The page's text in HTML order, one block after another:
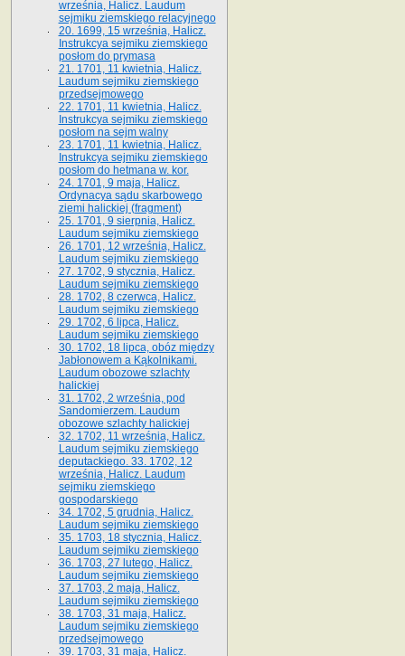
września, Halicz. Laudum
sejmiku ziemskiego relacyjnego
20. 1699, 15 września, Halicz.
Instrukcya sejmiku ziemskiego
posłom do prymasa
21. 1701, 11 kwietnia, Halicz.
Laudum sejmiku ziemskiego
przedsejmowego
22. 1701, 11 kwietnia, Halicz.
Instrukcya sejmiku ziemskiego
posłom na sejm walny
23. 1701, 11 kwietnia, Halicz.
Instrukcya sejmiku ziemskiego
posłom do hetmana w. kor.
24. 1701, 9 maja, Halicz.
Ordynacya sądu skarbowego
ziemi halickiej (fragment)
25. 1701, 9 sierpnia, Halicz.
Laudum sejmiku ziemskiego
26. 1701, 12 września, Halicz.
Laudum sejmiku ziemskiego
27. 1702, 9 stycznia, Halicz.
Laudum sejmiku ziemskiego
28. 1702, 8 czerwca, Halicz.
Laudum sejmiku ziemskiego
29. 1702, 6 lipca, Halicz.
Laudum sejmiku ziemskiego
30. 1702, 18 lipca, obóz między
Jabłonowem a Kąkolnikami.
Laudum obozowe szlachty
halickiej
31. 1702, 2 września, pod
Sandomierzem. Laudum
obozowe szlachty halickiej
32. 1702, 11 września, Halicz.
Laudum sejmiku ziemskiego
deputackiego. 33. 1702, 12
września, Halicz. Laudum
sejmiku ziemskiego
gospodarskiego
34. 1702, 5 grudnia, Halicz.
Laudum sejmiku ziemskiego
35. 1703, 18 stycznia, Halicz.
Laudum sejmiku ziemskiego
36. 1703, 27 lutego, Halicz.
Laudum sejmiku ziemskiego
37. 1703, 2 maja, Halicz.
Laudum sejmiku ziemskiego
38. 1703, 31 maja, Halicz.
Laudum sejmiku ziemskiego
przedsejmowego
39. 1703, 31 maja, Halicz.